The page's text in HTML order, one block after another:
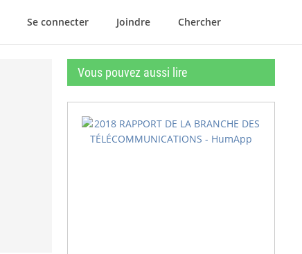
Se connecter Joindre Chercher
Vous pouvez aussi lire